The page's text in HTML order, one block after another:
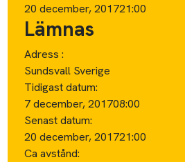
20 december, 201721:00
Lämnas
Adress :
Sundsvall Sverige
Tidigast datum:
7 december, 201708:00
Senast datum:
20 december, 201721:00
Ca avstånd: